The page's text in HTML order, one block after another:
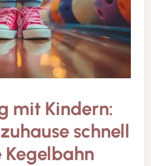
mit Kindern:
schnell
Kegelbahn